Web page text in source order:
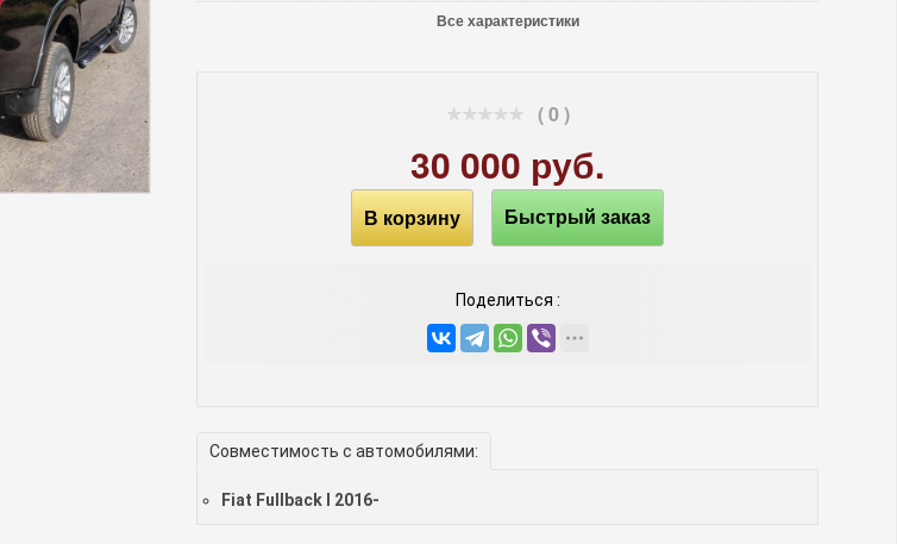
Все характеристики
( 0 )
30 000 руб.
В корзину Быстрый заказ
Поделиться :
Совместимость с автомобилями:
Fiat Fullback I 2016-